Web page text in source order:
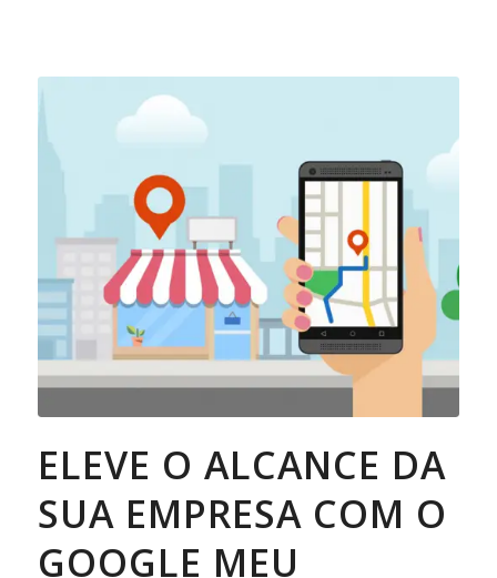
ELEVE O ALCANCE DA
SUA EMPRESA COM O
GOOGLE MEU